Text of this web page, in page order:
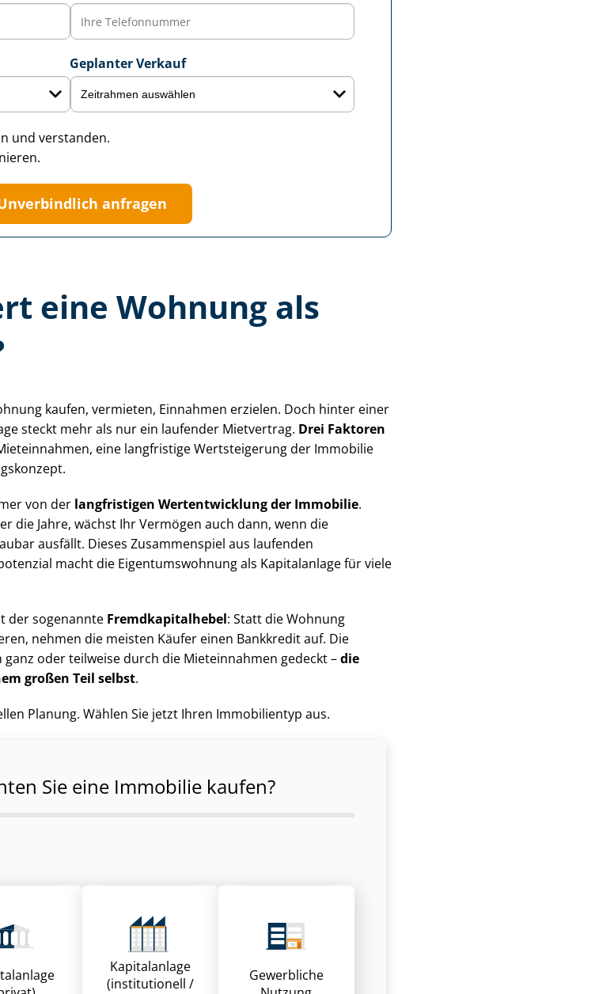
Geplanter Verkauf
und verstanden.
anfragen
eine Wohnung als
kaufen, vermieten, Einnahmen erzielen. Doch hinter einer
steckt mehr als nur ein laufender Mietvertrag. Drei Faktoren
eine langfristige Wertsteigerung der Immobilie
von der langfristigen Wertentwicklung der Immobilie.
die Jahre, wächst Ihr Vermögen auch dann, wenn die
ausfällt. Dieses Zusammenspiel aus laufenden
macht die Ei­gen­tums­woh­nung als Kapitalanlage für viele
der sogenannte Fremd­ka­pi­tal­he­bel: Statt die Wohnung
nehmen die meisten Käufer einen Bankkredit auf. Die
oder teilweise durch die Mieteinnahmen gedeckt –die
großen Teil selbst.
Planung. Wählen Sie jetzt Ihren Immobilientyp aus.
Sie eine Immobilie kaufen?
Kapitalanlage
(institutionell /
Gewerbliche